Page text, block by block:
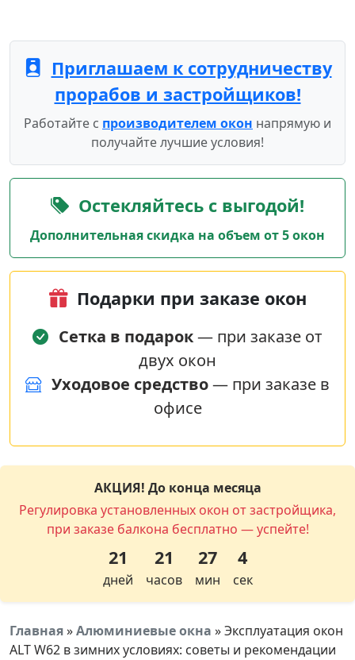
Приглашаем к сотрудничеству
прорабов и застройщиков!
Работайте с производителем окон напрямую и
получайте лучшие условия!
Остекляйтесь с выгодой!
Дополнительная скидка на объем от 5 окон
Подарки при заказе окон
Сетка в подарок— при заказе от
двух окон
Уходовое средство— при заказе в
офисе
АКЦИЯ! До конца месяца
Регулировка установленных окон от застройщика,
при заказе балкона бесплатно — успейте!
21
дней
21
часов
27
мин
3
сек
Главная»Алюминиевые окна »Эксплуатация окон
ALT W62 в зимних условиях: советы и рекомендации